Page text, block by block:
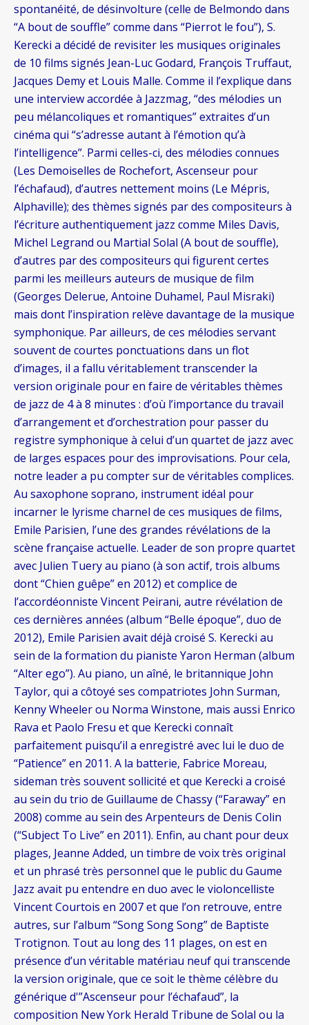
spontanéité, de désinvolture (celle de Belmondo dans
“A bout de souffle” comme dans “Pierrot le fou”), S.
Kerecki a décidé de revisiter les musiques originales
de 10 films signés Jean-Luc Godard, François Truffaut,
Jacques Demy et Louis Malle. Comme il l’explique dans
une interview accordée à Jazzmag, “des mélodies un
peu mélancoliques et romantiques” extraites d’un
cinéma qui “s’adresse autant à l’émotion qu’à
l’intelligence”. Parmi celles-ci, des mélodies connues
(Les Demoiselles de Rochefort, Ascenseur pour
l’échafaud), d’autres nettement moins (Le Mépris,
Alphaville); des thèmes signés par des compositeurs à
l’écriture authentiquement jazz comme Miles Davis,
Michel Legrand ou Martial Solal (A bout de souffle),
d’autres par des compositeurs qui figurent certes
parmi les meilleurs auteurs de musique de film
(Georges Delerue, Antoine Duhamel, Paul Misraki)
mais dont l’inspiration relève davantage de la musique
symphonique. Par ailleurs, de ces mélodies servant
souvent de courtes ponctuations dans un flot
d’images, il a fallu véritablement transcender la
version originale pour en faire de véritables thèmes
de jazz de 4 à 8 minutes : d’où l’importance du travail
d’arrangement et d’orchestration pour passer du
registre symphonique à celui d’un quartet de jazz avec
de larges espaces pour des improvisations. Pour cela,
notre leader a pu compter sur de véritables complices.
Au saxophone soprano, instrument idéal pour
incarner le lyrisme charnel de ces musiques de films,
Emile Parisien, l’une des grandes révélations de la
scène française actuelle. Leader de son propre quartet
avec Julien Tuery au piano (à son actif, trois albums
dont “Chien guêpe” en 2012) et complice de
l’accordéonniste Vincent Peirani, autre révélation de
ces dernières années (album “Belle époque”, duo de
2012), Emile Parisien avait déjà croisé S. Kerecki au
sein de la formation du pianiste Yaron Herman (album
“Alter ego”). Au piano, un aîné, le britannique John
Taylor, qui a côtoyé ses compatriotes John Surman,
Kenny Wheeler ou Norma Winstone, mais aussi Enrico
Rava et Paolo Fresu et que Kerecki connaît
parfaitement puisqu’il a enregistré avec lui le duo de
“Patience” en 2011. A la batterie, Fabrice Moreau,
sideman très souvent sollicité et que Kerecki a croisé
au sein du trio de Guillaume de Chassy (“Faraway” en
2008) comme au sein des Arpenteurs de Denis Colin
(“Subject To Live” en 2011). Enfin, au chant pour deux
plages, Jeanne Added, un timbre de voix très original
et un phrasé très personnel que le public du Gaume
Jazz avait pu entendre en duo avec le violoncelliste
Vincent Courtois en 2007 et que l’on retrouve, entre
autres, sur l’album “Song Song Song” de Baptiste
Trotignon. Tout au long des 11 plages, on est en
présence d’un véritable matériau neuf qui transcende
la version originale, que ce soit le thème célèbre du
générique d'”Ascenseur pour l’échafaud”, la
composition New York Herald Tribune de Solal ou la